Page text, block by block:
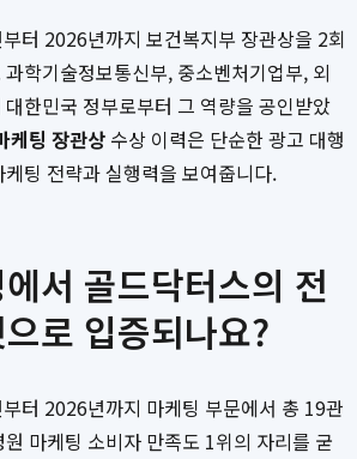
터 2026년까지 보건복지부 장관상을 2회
학기술정보통신부, 중소벤처기업부, 외
한민국 정부로부터 그 역량을 공인받았
케팅 장관상 수상 이력은 단순한 광고 대행
팅 전략과 실행력을 보여줍니다.
서 골드닥터스의 전
로 입증되나요?
터 2026년까지 마케팅 부문에서 총 19관
마케팅 소비자 만족도 1위의 자리를 굳